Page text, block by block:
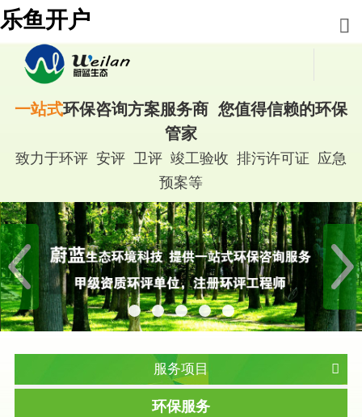
乐鱼开户
一站式环保咨询方案服务商 您值得信赖的环保
管家
致力于环评 安评 卫评 竣工验收 排污许可证 应急
预案等
服务项目
环保服务